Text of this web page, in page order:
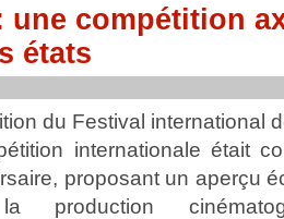
une compétition
états
du Festival international
internationale était
proposant un aperçu